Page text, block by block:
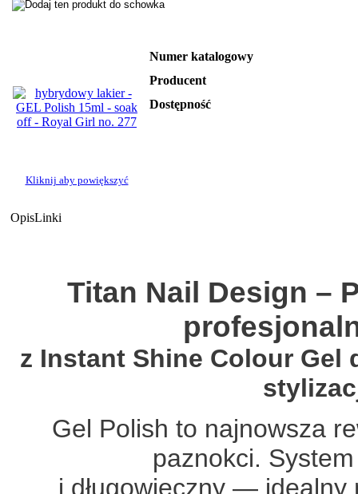
Kliknij aby powiększyć
Numer katalogowy
Producent
Dostępność
OpisLinki
Titan Nail Design –
z Instant Shine Colour Gel
Gel Polish to najnowsza
paznokci.
i długowieczny —